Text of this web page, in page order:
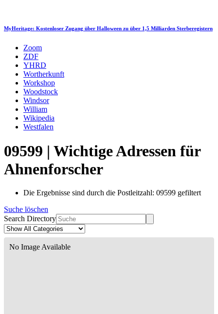
MyHeritage: Kostenloser Zugang über Halloween zu über 1,5 Milliarden Sterberegistern
Zoom
ZDF
YHRD
Wortherkunft
Workshop
Woodstock
Windsor
William
Wikipedia
Westfalen
09599 | Wichtige Adressen für
Ahnenforscher
Die Ergebnisse sind durch die Postleitzahl: 09599 gefiltert
Suche löschen
Search Directory
No Image Available